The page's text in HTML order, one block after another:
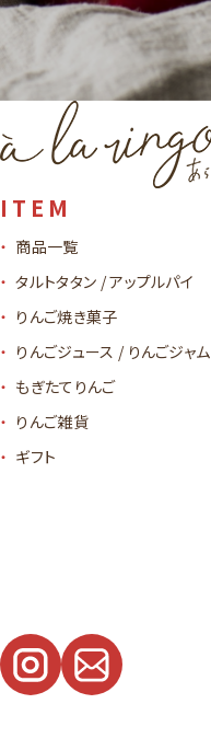
ITEM
商品一覧
タルトタタン / アップルパイ
りんご焼き菓子
りんごジュース / りんごジャム
もぎたてりんご
りんご雑貨
ギフト